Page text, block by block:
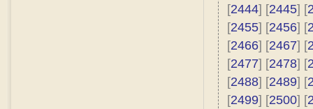
[2444] [2445] [
[2455] [2456] [
[2466] [2467] [
[2477] [2478] [
[2488] [2489] [
[2499] [2500] [